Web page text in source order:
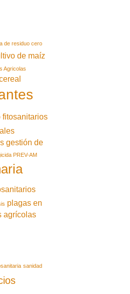
de residuo cero
de maíz
Agricolas
fitosanitarios
gestión de
PREV-AM
plagas en
agrícolas
sanidad